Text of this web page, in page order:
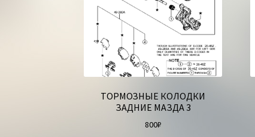
ТОРМОЗНЫЕ КОЛОДКИ
ЗАДНИЕ МАЗДА 3
800₽